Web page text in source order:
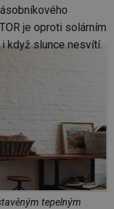
je oproti solárním
když slunce nesvítí.
tepelným